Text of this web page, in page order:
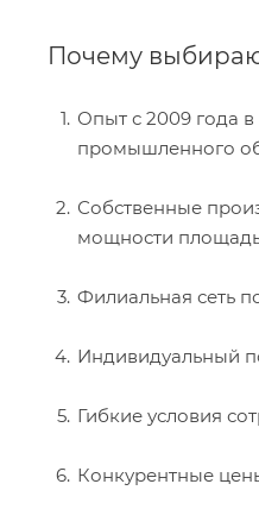
Почему
Опыт с 2009 года
промышленного
Собственные
мощности
Филиальная сеть
Индивидуальный
Гибкие условия
Конкурентные